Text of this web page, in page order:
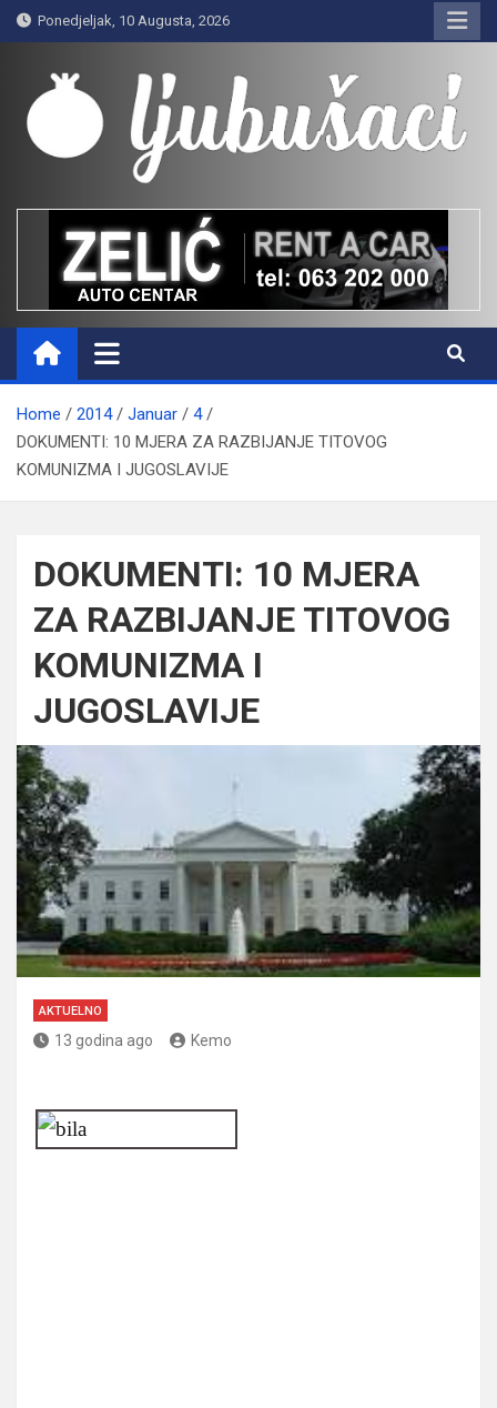
Skip
to
content
Ponedjeljak, 10 Augusta, 2026
Ljubušaci
Svom voljenom gradu
Home 2014 Januar
4
DOKUMENTI: 10 MJERA ZA RAZBIJANJE TITOVOG
KOMUNIZMA I JUGOSLAVIJE
DOKUMENTI: 10 MJERA
ZA RAZBIJANJE TITOVOG
KOMUNIZMA I
JUGOSLAVIJE
AKTUELNO
13 godina ago Kemo